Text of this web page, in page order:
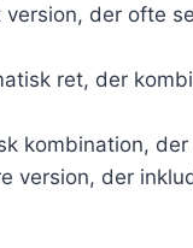
version, der ofte
ret, der
kombination,
version, der